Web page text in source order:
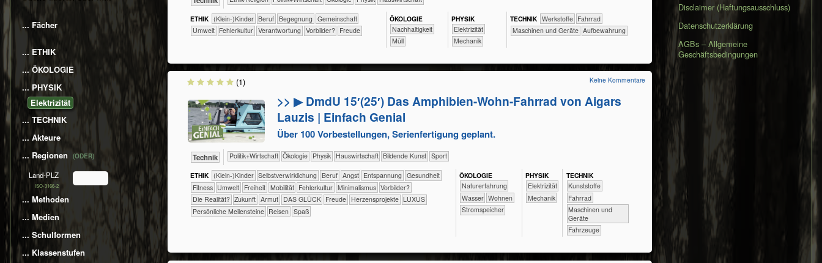
ETHIK (Klein-)Kinder ​​​​​​​​​​​​​​​Beruf ​​​​​​​​​​​​Begegnung ​​​​​​​​​​Gemeinschaft
​​​​​Umwelt ​​Fehlerkultur ​​Verantwortung ​​Vorbilder? Freude
ÖKO​LOGIE
​​​​​​​​​​​​​​​Nachhaltigkeit
​Müll
PHY​SIK
​​​Elektrizität
​​​Mechanik
TECH​NIK ​​​​​​​​​Werkstoffe ​​​​​​​Fahrrad
​​​​Maschinen und Geräte Aufbewahrung
>> ▶ DmdU 15′(25′) Das Amphibien-Wohn-Fahrrad von Aigars
Lauzis | Einfach Genial
Über 100 Vorbestellungen, Serienfertigung geplant.
​Technik ​​​​​​​​​Politik+​Wirtschaft ​​​​​​​​Ökologie ​​​​​​​Physik ​Haus­wirtschaft Bildende Kunst Sport
ETHIK (Klein-)Kinder ​​​​​​​​​​​​​​​​​​​​​​​​​​​​​​​​​​​​​​​​Selbst­verwirklichung ​​​​​​​​​​​​​​​Beruf ​​​​​​​​​​​​​Angst ​​​​​​​​​​​​​Entspannung ​​​​​​Gesundheit
​​​​​Fitness ​​​​​Umwelt ​​​Freiheit ​​​Mobilität ​​Fehlerkultur ​​Minimalismus ​​Vorbilder?
​Die Realität? ​Zukunft Armut DAS GLÜCK Freude Herzensprojekte LUXUS
Persönliche Meilensteine Reisen Spaß
ÖKO​LOGIE
​​​​​​​​​​​​​Naturerfahrung
​​​​​​Wasser ​​​​Wohnen
​​​Stromspeicher
PHY​SIK
​​​Elektrizität
​​​Mechanik
TECH​NIK
​​​​​​​​Kunststoffe
​​​​​​​Fahrrad
​​​​Maschinen und
Geräte
​Fahrzeuge
Keine Kommentare
(1)
... Fächer
... ETHIK
... ÖKOLOGIE
... PHYSIK
​​​Elektrizität
... TECHNIK
... Akteure
... Regionen (ODER)
Land-PLZ
ISO-3166-2
... Methoden
... Medien
... Schulformen
... Klassenstufen
Disclaimer (Haftungsausschluss)
Datenschutzerklärung
AGBs – Allgemeine
Geschäftsbedingungen